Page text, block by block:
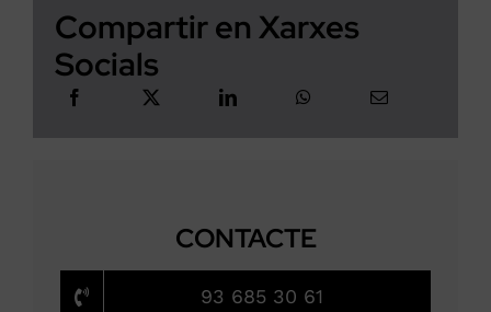
Compartir en Xarxes
Socials
CONTACTE
93 685 30 61